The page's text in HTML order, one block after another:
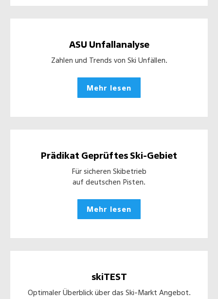
ASU Unfallanalyse
Zahlen und Trends von Ski Unfällen.
Mehr lesen
Prädikat Geprüftes Ski-Gebiet
Für sicheren Skibetrieb
auf deutschen Pisten.
Mehr lesen
skiTEST
Optimaler Überblick über das Ski-Markt Angebot.